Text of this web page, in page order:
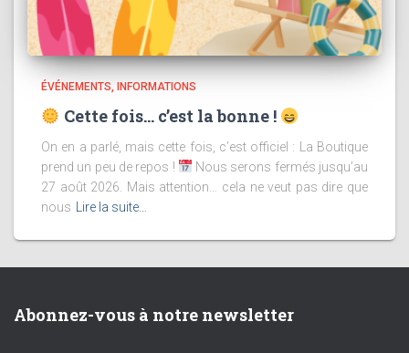
ÉVÉNEMENTS INFORMATIONS
Cette fois… c’est la bonne !
On en a parlé, mais cette fois, c’est officiel : La Boutique
prend un peu de repos !
Nous serons fermés jusqu’au
27 août 2026. Mais attention… cela ne veut pas dire que
nous
Lire la suite…
Abonnez-vous à notre newsletter